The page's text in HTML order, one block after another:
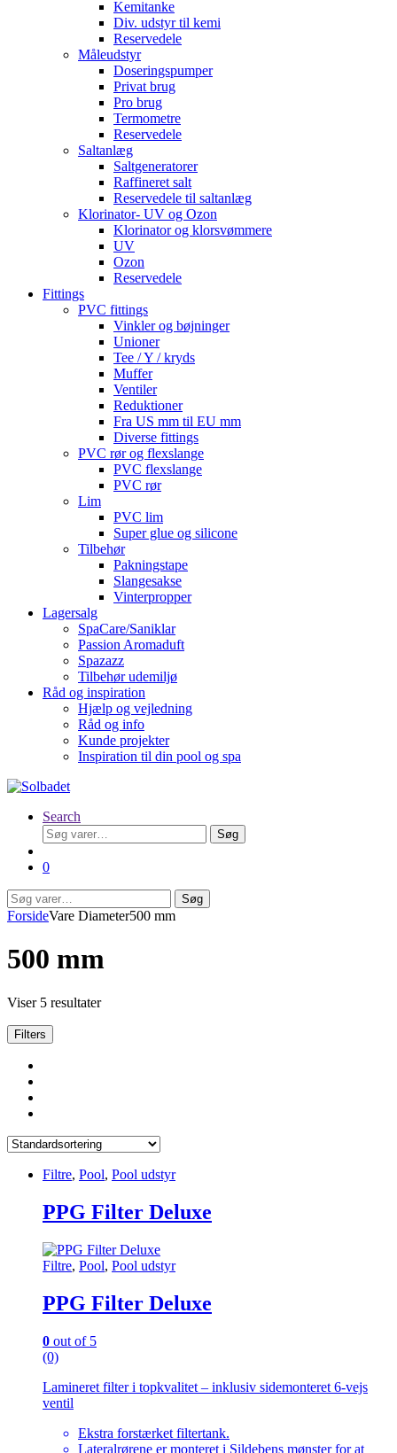
Kemitanke
Div. udstyr til kemi
Reservedele
Måleudstyr
Doseringspumper
Privat brug
Pro brug
Termometre
Reservedele
Saltanlæg
Saltgeneratorer
Raffineret salt
Reservedele til saltanlæg
Klorinator- UV og Ozon
Klorinator og klorsvømmere
UV
Ozon
Reservedele
Fittings
PVC fittings
Vinkler og bøjninger
Unioner
Tee / Y / kryds
Muffer
Ventiler
Reduktioner
Fra US mm til EU mm
Diverse fittings
PVC rør og flexslange
PVC flexslange
PVC rør
Lim
PVC lim
Super glue og silicone
Tilbehør
Pakningstape
Slangesakse
Vinterpropper
Lagersalg
SpaCare/Saniklar
Passion Aromaduft
Spazazz
Tilbehør udemiljø
Råd og inspiration
Hjælp og vejledning
Råd og info
Kunde projekter
Inspiration til din pool og spa
Search
Søg
efter:
Søg
0
Søg
efter:
Søg
ForsideVare Diameter500 mm
500 mm
Viser 5 resultater
Filters
Filtre, Pool, Pool udstyr
PPG Filter Deluxe
Filtre, Pool, Pool udstyr
PPG Filter Deluxe
0 out of 5
(0)
Lamineret filter i topkvalitet – inklusiv sidemonteret 6-vejs
ventil
Ekstra forstærket filtertank.
Lateralrørene er monteret i Sildebens mønster for at